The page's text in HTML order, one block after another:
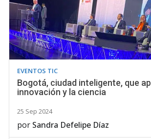
EVENTOS TIC
Bogotá, ciudad inteligente, que
innovación y la ciencia
25 Sep 2024
por Sandra Defelipe Díaz